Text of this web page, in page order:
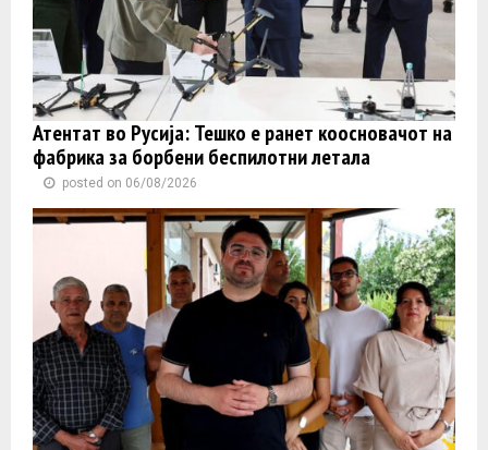
Атентат во Русија: Тешко е ранет коосновачот на
фабрика за борбени беспилотни летала
posted on 06/08/2026